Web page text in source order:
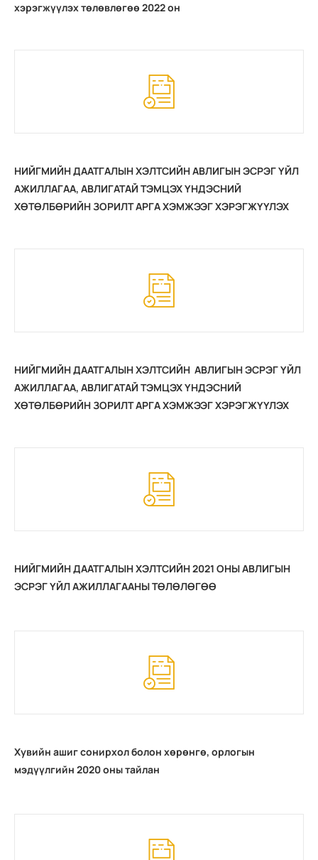
хэрэгжүүлэх төлөвлөгөө 2022 он
НИЙГМИЙН ДААТГАЛЫН ХЭЛТСИЙН АВЛИГЫН ЭСРЭГ ҮЙЛ
АЖИЛЛАГАА, АВЛИГАТАЙ ТЭМЦЭХ ҮНДЭСНИЙ
ХӨТӨЛБӨРИЙН ЗОРИЛТ АРГА ХЭМЖЭЭГ ХЭРЭГЖҮҮЛЭХ
НИЙГМИЙН ДААТГАЛЫН ХЭЛТСИЙН АВЛИГЫН ЭСРЭГ ҮЙЛ
АЖИЛЛАГАА, АВЛИГАТАЙ ТЭМЦЭХ ҮНДЭСНИЙ
ХӨТӨЛБӨРИЙН ЗОРИЛТ АРГА ХЭМЖЭЭГ ХЭРЭГЖҮҮЛЭХ
НИЙГМИЙН ДААТГАЛЫН ХЭЛТСИЙН 2021 ОНЫ АВЛИГЫН
ЭСРЭГ ҮЙЛ АЖИЛЛАГААНЫ ТӨЛӨЛӨГӨӨ
Хувийн ашиг сонирхол болон хөрөнгө, орлогын
мэдүүлгийн 2020 оны тайлан